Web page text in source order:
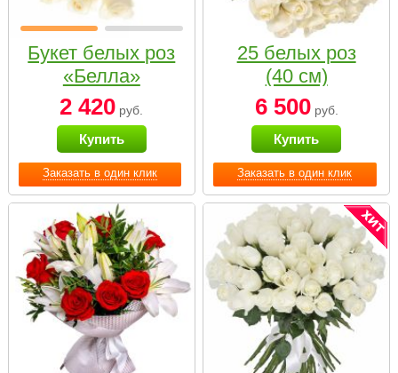
Заказать в один клик
Букет белых роз
«Белла»
2 420 руб.
Купить
Заказать в один клик
25 белых роз
(40 см)
6 500руб.
Купить